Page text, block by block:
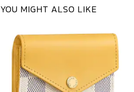
YOU MIGHT ALSO LIKE